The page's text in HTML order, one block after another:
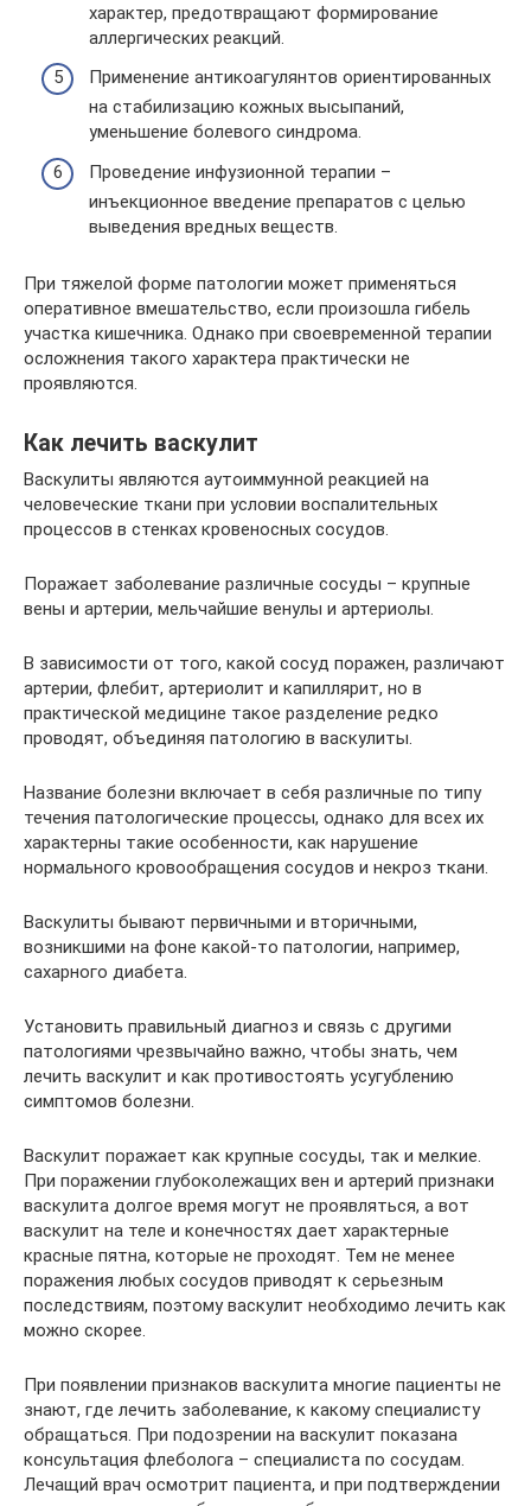
характер, предотвращают формирование
аллергических реакций.
Применение антикоагулянтов ориентированных
на стабилизацию кожных высыпаний,
уменьшение болевого синдрома.
Проведение инфузионной терапии –
инъекционное введение препаратов с целью
выведения вредных веществ.
При тяжелой форме патологии может применяться
оперативное вмешательство, если произошла гибель
участка кишечника. Однако при своевременной терапии
осложнения такого характера практически не
проявляются.
Как лечить васкулит
Васкулиты являются аутоиммунной реакцией на
человеческие ткани при условии воспалительных
процессов в стенках кровеносных сосудов.
Поражает заболевание различные сосуды – крупные
вены и артерии, мельчайшие венулы и артериолы.
В зависимости от того, какой сосуд поражен, различают
артерии, флебит, артериолит и капиллярит, но в
практической медицине такое разделение редко
проводят, объединяя патологию в васкулиты.
Название болезни включает в себя различные по типу
течения патологические процессы, однако для всех их
характерны такие особенности, как нарушение
нормального кровообращения сосудов и некроз ткани.
Васкулиты бывают первичными и вторичными,
возникшими на фоне какой-то патологии, например,
сахарного диабета.
Установить правильный диагноз и связь с другими
патологиями чрезвычайно важно, чтобы знать, чем
лечить васкулит и как противостоять усугублению
симптомов болезни.
Васкулит поражает как крупные сосуды, так и мелкие.
При поражении глубоколежащих вен и артерий признаки
васкулита долгое время могут не проявляться, а вот
васкулит на теле и конечностях дает характерные
красные пятна, которые не проходят. Тем не менее
поражения любых сосудов приводят к серьезным
последствиям, поэтому васкулит необходимо лечить как
можно скорее.
При появлении признаков васкулита многие пациенты не
знают, где лечить заболевание, к какому специалисту
обращаться. При подозрении на васкулит показана
консультация флеболога – специалиста по сосудам.
Лечащий врач осмотрит пациента, и при подтверждении